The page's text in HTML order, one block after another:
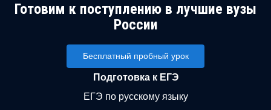
Готовим к поступлению в лучшие вузы
России
Бесплатный пробный урок
Подготовка к ЕГЭ
ЕГЭ по русскому языку